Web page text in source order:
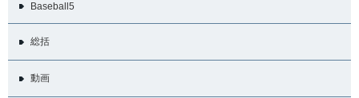
Baseball5
総括
動画